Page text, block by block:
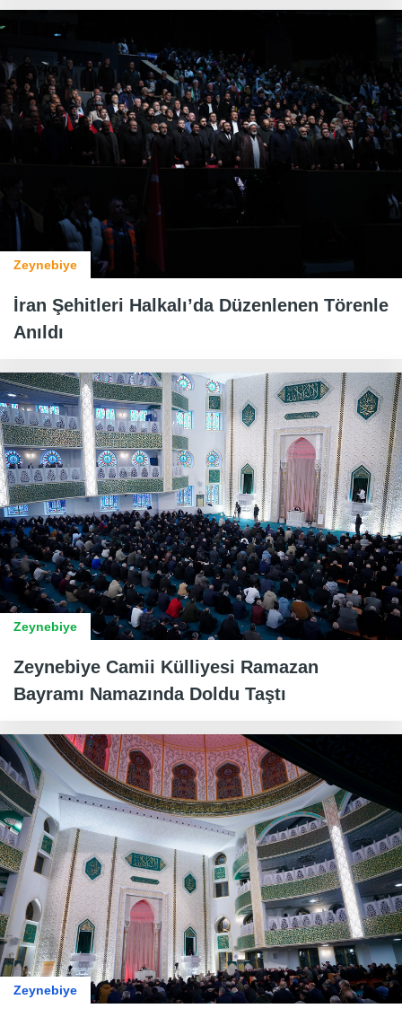
Zeynebiye
İran Şehitleri Halkalı’da Düzenlenen Törenle
Anıldı
Zeynebiye
Zeynebiye Camii Külliyesi Ramazan
Bayramı Namazında Doldu Taştı
Zeynebiye